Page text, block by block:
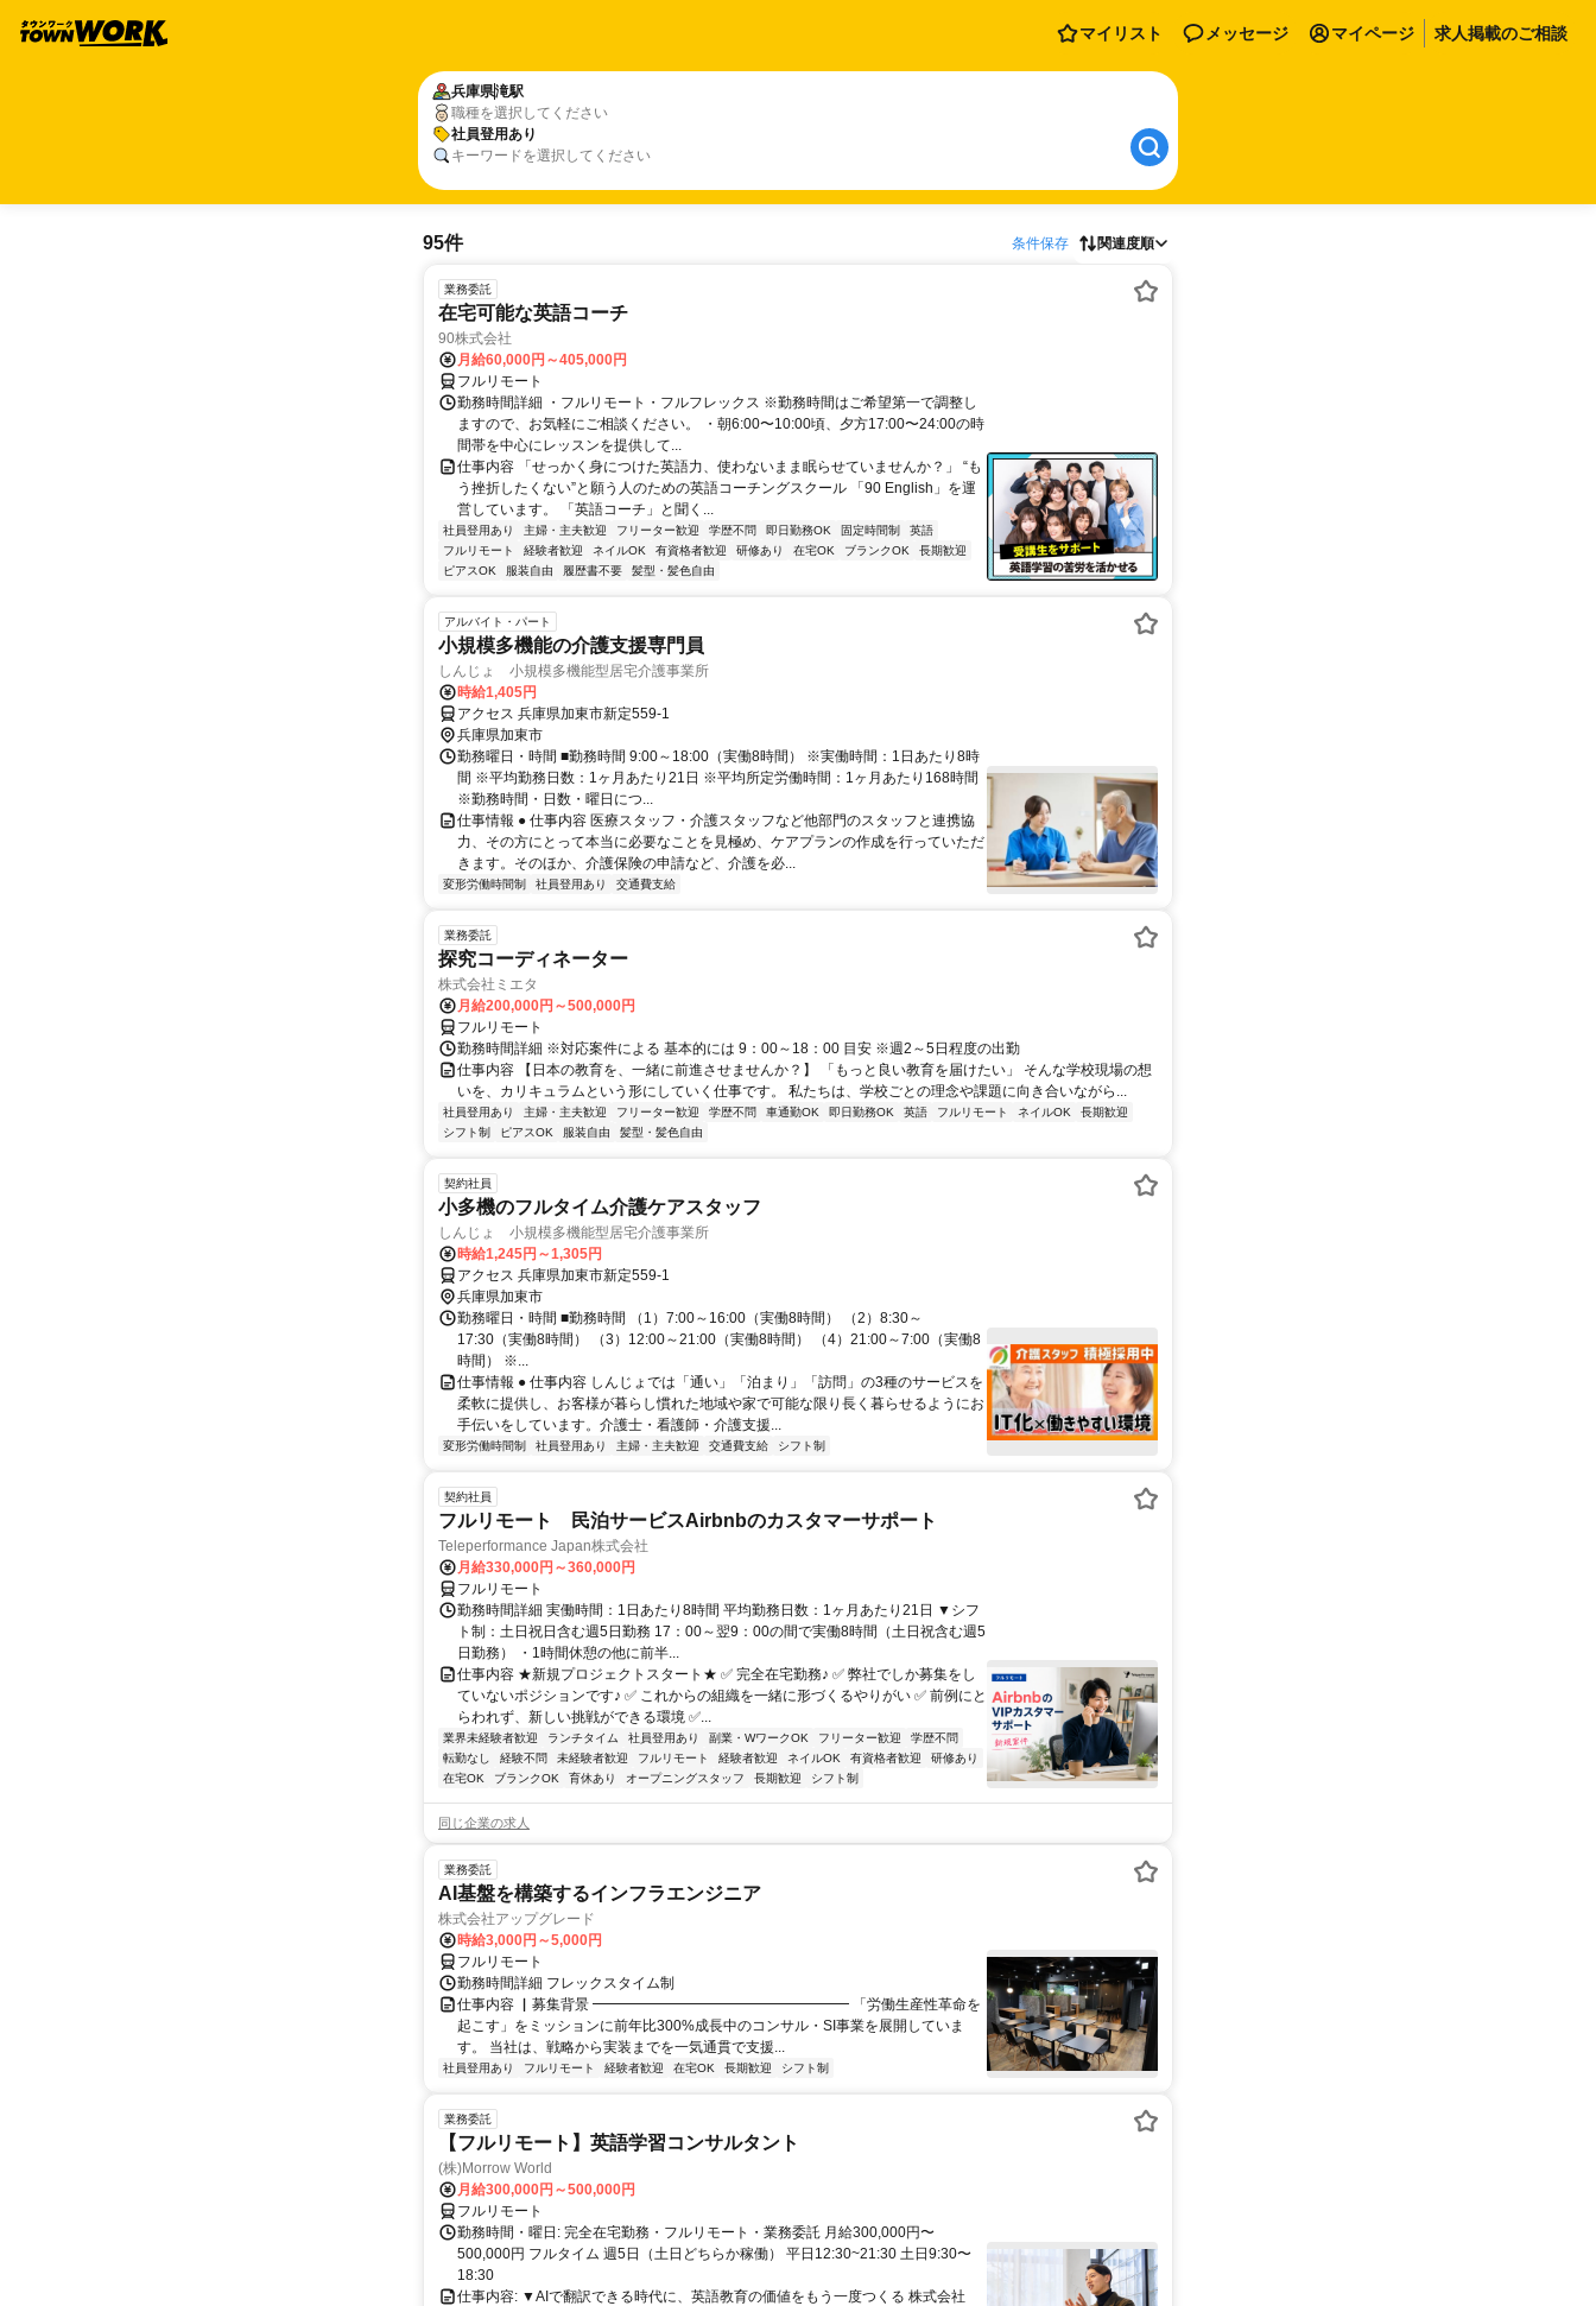
マイリスト メッセージ マイページ 求人掲載のご相談
兵庫県滝駅
職種を選択してください
社員登用あり
キーワードを選択してください
95件 条件保存 関連度順
業務委託
在宅可能な英語コーチ
90株式会社
月給60,000円～405,000円
フルリモート
勤務時間詳細 ・フルリモート・フルフレックス ※勤務時間はご希望第一で調整し
ますので、お気軽にご相談ください。 ・朝6:00〜10:00頃、夕方17:00〜24:00の時
間帯を中心にレッスンを提供して...
仕事内容 「せっかく身につけた英語力、使わないまま眠らせていませんか？」 “も
う挫折したくない”と願う人のための英語コーチングスクール 「90 English」を運
営しています。 「英語コーチ」と聞く...
社員登用あり 主婦・主夫歓迎 フリーター歓迎 学歴不問 即日勤務OK 固定時間制
英語
フルリモート
経験者歓迎 ネイルOK 有資格者歓迎 研修あり 在宅OK ブランクOK
長期歓迎
ピアスOK
服装自由 履歴書不要 髪型・髪色自由
アルバイト・パート
小規模多機能の介護支援専門員
しんじょ 小規模多機能型居宅介護事業所
時給1,405円
アクセス 兵庫県加東市新定559-1
兵庫県加東市
勤務曜日・時間 ■勤務時間 9:00～18:00（実働8時間） ※実働時間：1日あたり8時
間 ※平均勤務日数：1ヶ月あたり21日 ※平均所定労働時間：1ヶ月あたり168時間
※勤務時間・日数・曜日につ...
仕事情報 ● 仕事内容 医療スタッフ・介護スタッフなど他部門のスタッフと連携協
力、その方にとって本当に必要なことを見極め、ケアプランの作成を行っていただ
きます。そのほか、介護保険の申請など、介護を必...
変形労働時間制 社員登用あり 交通費支給
業務委託
探究コーディネーター
株式会社ミエタ
月給200,000円～500,000円
フルリモート
勤務時間詳細 ※対応案件による 基本的には 9：00～18：00 目安 ※週2～5日程度の出勤
仕事内容 【日本の教育を、一緒に前進させませんか？】 「もっと良い教育を届けたい」 そんな学校現場の想
いを、カリキュラムという形にしていく仕事です。 私たちは、学校ごとの理念や課題に向き合いながら...
社員登用あり 主婦・主夫歓迎 フリーター歓迎 学歴不問 車通勤OK 即日勤務OK 英語 フルリモート ネイルOK
長期歓迎
シフト制
ピアスOK 服装自由 髪型・髪色自由
契約社員
小多機のフルタイム介護ケアスタッフ
しんじょ 小規模多機能型居宅介護事業所
時給1,245円～1,305円
アクセス 兵庫県加東市新定559-1
兵庫県加東市
勤務曜日・時間 ■勤務時間 （1）7:00～16:00（実働8時間） （2）8:30～
17:30（実働8時間） （3）12:00～21:00（実働8時間） （4）21:00～7:00（実働8
時間） ※...
仕事情報 ● 仕事内容 しんじょでは「通い」「泊まり」「訪問」の3種のサービスを
柔軟に提供し、お客様が暮らし慣れた地域や家で可能な限り長く暮らせるようにお
手伝いをしています。介護士・看護師・介護支援...
変形労働時間制 社員登用あり 主婦・主夫歓迎 交通費支給 シフト制
契約社員
フルリモート 民泊サービスAirbnbのカスタマーサポート
Teleperformance Japan株式会社
月給330,000円～360,000円
フルリモート
勤務時間詳細 実働時間：1日あたり8時間 平均勤務日数：1ヶ月あたり21日 ▼シフ
ト制：土日祝日含む週5日勤務 17：00～翌9：00の間で実働8時間（土日祝含む週5
日勤務） ・1時間休憩の他に前半...
仕事内容 ★新規プロジェクトスタート★ ✅ 完全在宅勤務♪ ✅ 弊社でしか募集をし
ていないポジションです♪ ✅ これからの組織を一緒に形づくるやりがい ✅ 前例にと
らわれず、新しい挑戦ができる環境 ✅...
業界未経験者歓迎 ランチタイム 社員登用あり 副業・WワークOK フリーター歓迎
学歴不問
転勤なし
経験不問 未経験者歓迎 フルリモート 経験者歓迎 ネイルOK 有資格者歓迎
研修あり
在宅OK
ブランクOK 育休あり オープニングスタッフ 長期歓迎 シフト制
同じ企業の求人
業務委託
AI基盤を構築するインフラエンジニア
株式会社アップグレード
時給3,000円～5,000円
フルリモート
勤務時間詳細 フレックスタイム制
仕事内容 ▏募集背景 ━━━━━━━━━━━━━━━━━━ 「労働生産性革命を
起こす」をミッションに前年比300%成長中のコンサル・SI事業を展開していま
す。 当社は、戦略から実装までを一気通貫で支援...
社員登用あり フルリモート 経験者歓迎 在宅OK 長期歓迎 シフト制
業務委託
【フルリモート】英語学習コンサルタント
(株)Morrow World
月給300,000円～500,000円
フルリモート
勤務時間・曜日: 完全在宅勤務・フルリモート・業務委託 月給300,000円〜
500,000円 フルタイム 週5日（土日どちらか稼働） 平日12:30~21:30 土日9:30〜
18:30
仕事内容: ▼AIで翻訳できる時代に、英語教育の価値をもう一度つくる 株式会社